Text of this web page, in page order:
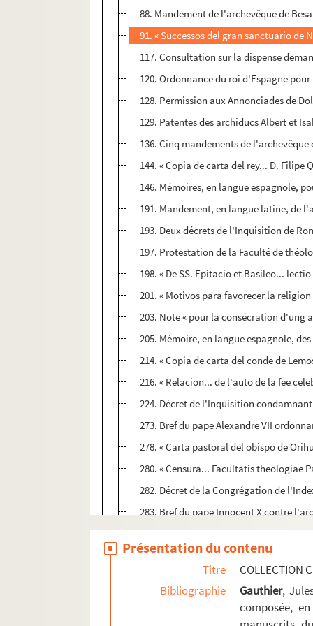
88. Mandement de l'archevêque de
91. « Successos del gran sanctuario de
117. Consultation sur la dispense
120. Ordonnance du roi d'Espagne
128. Permission aux Annonciades de
129. Patentes des archiducs Albert et
136. Cinq mandements de
144. « Copia de carta del rey... D.
146. Mémoires, en langue espagnole,
191. Mandement, en langue latine, de
193. Deux décrets de l'Inquisition de
197. Protestation de la Faculté de
198. « De SS. Epitacio et Basileo...
201. « Motivos para favorecer la
203. Note « pour la consécration d'ung
205. Mémoire, en langue espagnole,
214. « Copia de carta del conde de
216. « Relacion... de l'auto de la fee
224. Décret de l'Inquisition
273. Bref du pape Alexandre VII
278. « Carta pastoral del obispo de
280. « Censura... Facultatis theologiae
282. Décret de la Congrégation de
283. Bref du pape Innocent X contre
285. « Articles présentez au concile de
289. « Responses... touchant le
290. « ... Manifeste [de l'Université de
292. Supputation, en langue italienne,
293. « Edictum super reformatione
Présentation du contenu
Titre
COLLECTION
Bibliographie
Gauthier,
composée,